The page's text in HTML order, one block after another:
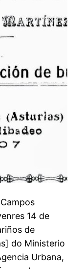
14 de
de
do Ministerio
Urbana,